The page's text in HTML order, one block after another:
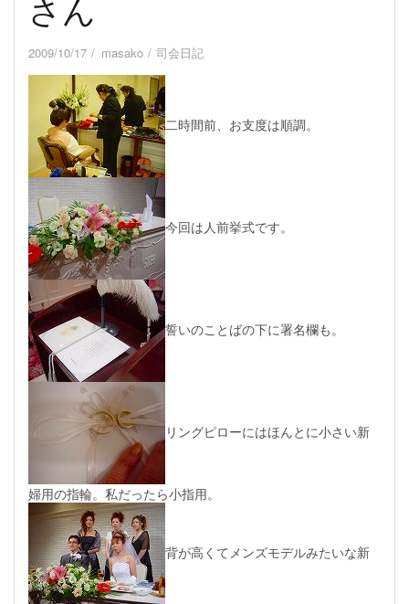
2009/10/17 masako 司会日記
二時間前、お支度は順調。
今回は人前挙式です。
誓いのことばの下に署名欄も。
リングピローにはほんとに小さい新
婦用の指輪。私だったら小指用。
背が高くてメンズモデルみたいな新